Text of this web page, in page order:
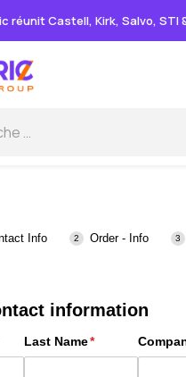
réunit Castell, Kirk, Salvo, STI